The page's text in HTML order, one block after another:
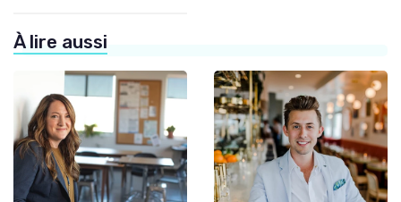
À lire aussi